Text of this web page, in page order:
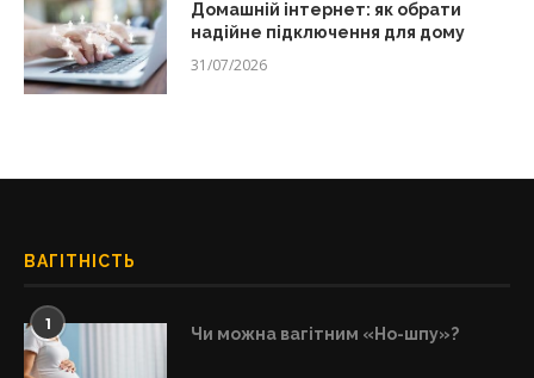
Домашній інтернет: як обрати
надійне підключення для дому
31/07/2026
ВАГІТНІСТЬ
1 Чи можна вагітним «Но-шпу»?